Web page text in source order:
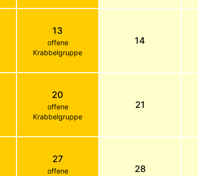
13
offene
Krabbelgruppe
14
20
offene
Krabbelgruppe
21
27
offene
28